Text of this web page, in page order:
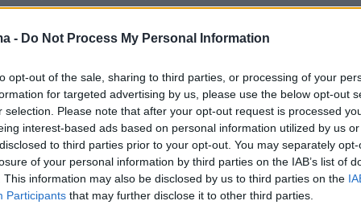
- Do Not Process My Personal Information
opt-out of the sale, sharing to third parties, or processing of your
for targeted advertising by us, please use the below opt-out
selection. Please note that after your opt-out request is processed
interest-based ads based on personal information utilized by us
to third parties prior to your opt-out. You may separately
of your personal information by third parties on the IAB’s list of
This information may also be disclosed by us to third parties on the
Participants that may further disclose it to other third parties.
του.
οποία λειτουργούν τα νοσοκομεία, «παρότι
φορές με τα χρόνια, επισημαίνεται στην
ακόμα σε μεγάλο βαθμό στη δομή του